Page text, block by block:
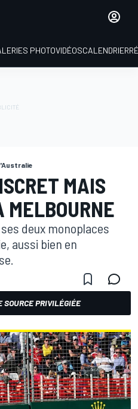
PHOTOVIDÉOSCALENDRIER
MAIS
MELBOURNE
deux monoplaces
aussi bien en
SOURCE PRIVILÉGIÉE